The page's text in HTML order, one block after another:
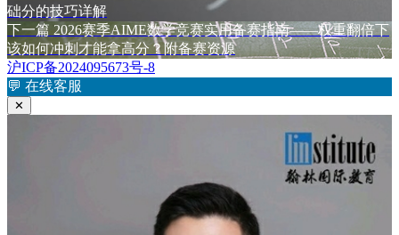
于
章
导
航
篇
文
章：
础分的技巧详解
下一篇 下
篇
文
章：
2026赛季AIME数学竞赛实用备赛指南——权重翻倍下
该如何冲刺才能拿高分？附备赛资源
沪ICP备2024095673号-8
💬 在线客服
✕